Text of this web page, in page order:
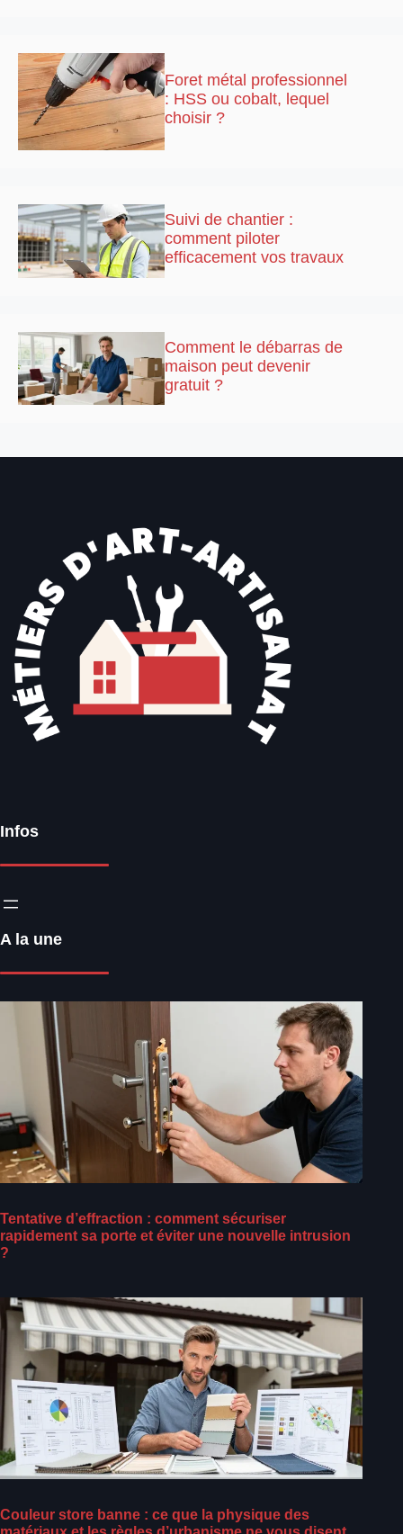
Foret métal professionnel
: HSS ou cobalt, lequel
choisir ?
Suivi de chantier :
comment piloter
efficacement vos travaux
Comment le débarras de
maison peut devenir
gratuit ?
Infos
A la une
Tentative d’effraction : comment sécuriser
rapidement sa porte et éviter une nouvelle intrusion
?
Couleur store banne : ce que la physique des